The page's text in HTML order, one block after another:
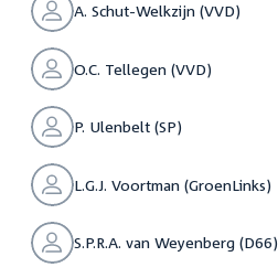
A. Schut-Welkzijn (VVD)
O.C. Tellegen (VVD)
P. Ulenbelt (SP)
L.G.J. Voortman (GroenLinks)
S.P.R.A. van Weyenberg (D66)